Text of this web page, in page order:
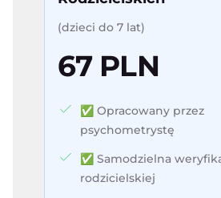
(dzieci do 7 lat)
67 PLN
✅ Opracowany przez
psychometrystę
✅ Samodzielna
rodzicielskiej